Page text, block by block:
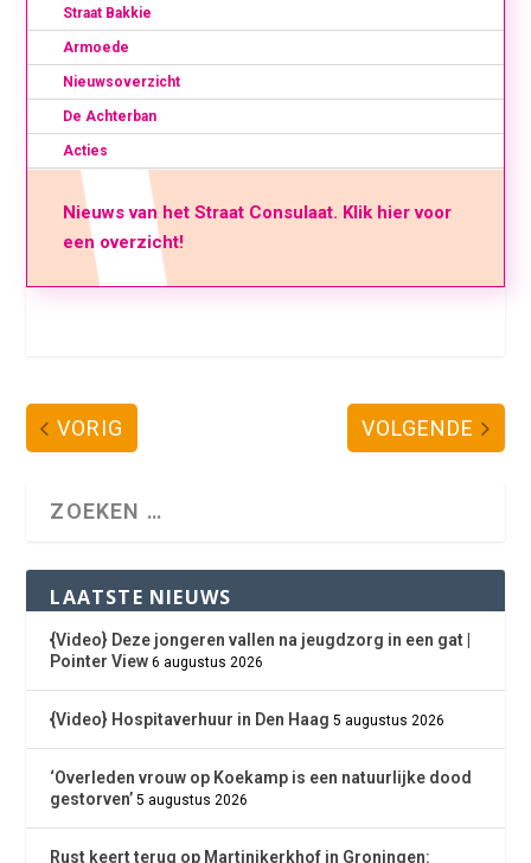
Straat Bakkie
Armoede
Nieuwsoverzicht
De Achterban
Acties
Nieuws van het Straat Consulaat. Klik hier voor
een overzicht!
VORIG VOLGENDE
LAATSTE NIEUWS
{Video} Deze jongeren vallen na jeugdzorg in een gat |
Pointer View 6 augustus 2026
{Video} Hospitaverhuur in Den Haag 5 augustus 2026
‘Overleden vrouw op Koekamp is een natuurlijke dood
gestorven’ 5 augustus 2026
Rust keert terug op Martinikerkhof in Groningen: